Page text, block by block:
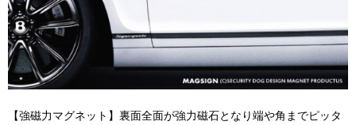
【強磁力マグネット】裏面全面が強力磁石となり端や角までピッタ